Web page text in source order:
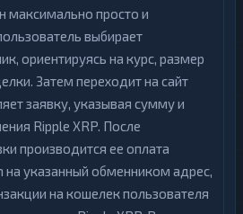
максимально просто и
выбирает
ориентируясь на курс, размер
Затем переходит на сайт
заявку, указывая сумму и
Ripple XRP. После
производится ее оплата
указанный обменником адрес,
на кошелек пользователя